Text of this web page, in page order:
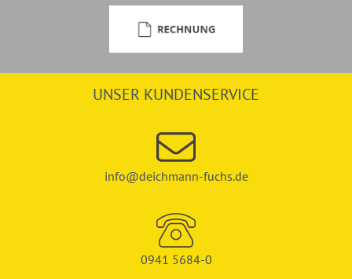
UNSER KUNDENSERVICE
info@deichmann-fuchs.de
0941 5684-0